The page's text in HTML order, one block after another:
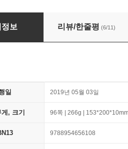
방이봉방방
정보 리뷰/한줄평 (6/11)
일 2019년 05월 03일
, 크기 96쪽 | 266g |
9788954656108